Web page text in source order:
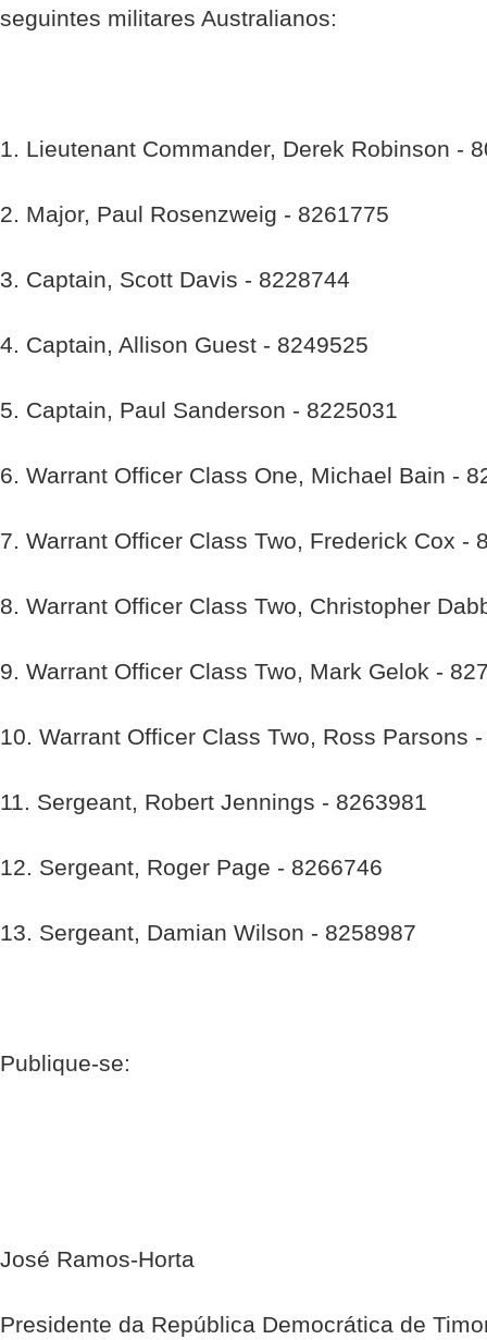
seguintes militares Australianos:
1. Lieutenant Commander, Derek Robinson -
2. Major, Paul Rosenzweig - 8261775
3. Captain, Scott Davis - 8228744
4. Captain, Allison Guest - 8249525
5. Captain, Paul Sanderson - 8225031
6. Warrant Officer Class One, Michael Bain -
7. Warrant Officer Class Two, Frederick Cox -
8. Warrant Officer Class Two, Christopher
9. Warrant Officer Class Two, Mark Gelok -
10. Warrant Officer Class Two, Ross Parsons
11. Sergeant, Robert Jennings - 8263981
12. Sergeant, Roger Page - 8266746
13. Sergeant, Damian Wilson - 8258987
Publique-se:
José Ramos-Horta
Presidente da República Democrática de